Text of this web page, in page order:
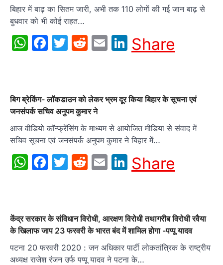
बिहार में बाढ़ का सितम जारी, अभी तक 110 लोगों की गई जान बाढ़ से
बुधवार को भी कोई राहत…
WhatsApp
Facebook
Twitter
Reddit
EmailLinkedIn
Share
बिग ब्रेकिंग- लाॅकडाउन को लेकर भ्रम दूर किया बिहार के सूचना एवं
जनसंपर्क सचिव अनुपम कुमार ने
आज वीडियो कॉन्फ्रेंसिंग के माध्यम से आयोजित मीडिया से संवाद में
सचिव सूचना एवं जनसंपर्क अनुपम कुमार ने बिहार में…
WhatsApp
Facebook
Twitter
Reddit
EmailLinkedIn
Share
केंद्र सरकार के संविधान विरोधी, आरक्षण विरोधी तथागरीब विरोधी रवैया
के खिलाफ जाप 23 फरवरी के भारत बंद में शामिल होगा -पप्पू यादव
पटना 20 फरवरी 2020 : जन अधिकार पार्टी लोकतांत्रिक के राष्ट्रीय
अध्यक्ष राजेश रंजन उर्फ पप्पू यादव ने पटना के…